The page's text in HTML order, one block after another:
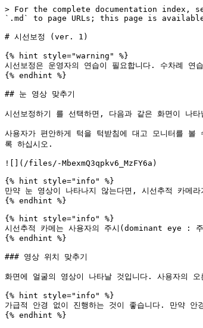
> For the complete documentation index,
`.md` to page URLs; this page is
# 시선보정 (ver. 1)
{% hint style="warning" %}
시선보정은 운영자의 연습이 필요합니다. 수차례 연
{% endhint %}
## 눈 영상 맞추기
시선보정하기 를 선택하면, 다음과 같은 화면이 나타
사용자가 편안하게 턱을 턱받침에 대고 모니터를
록 하십시오.
![](/files/-MbexmQ3qpkv6_MzFY6a)
{% hint style="info" %}
만약 눈 영상이 나타나지 않는다면, 시선추적 카
{% endhint %}
{% hint style="info" %}
시선추적 카메는 사용자의 주시(dominant eye : 주
{% endhint %}
### 영상 위치 맞추기
화면에 얼굴의 영상이 나타날 것입니다. 사용자의
{% hint style="info" %}
가급적 안경 없이 진행하는 것이 좋습니다. 만약 안
{% endhint %}